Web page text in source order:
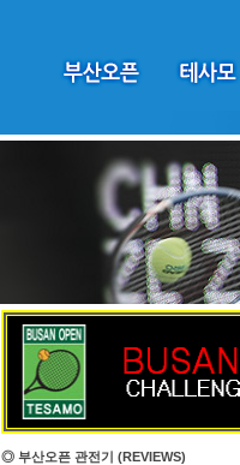
◎ 부산오픈 관전기 (REVIEWS)